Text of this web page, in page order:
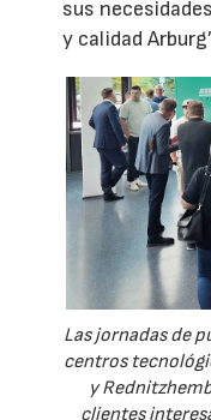
sus
y calidad
Las jornadas de
centros
y
clientes